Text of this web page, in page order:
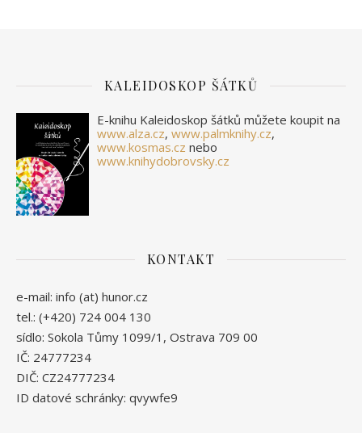
KALEIDOSKOP ŠÁTKŮ
E-knihu Kaleidoskop šátků můžete koupit na
www.alza.cz, www.palmknihy.cz,
www.kosmas.cz nebo
www.knihydobrovsky.cz
KONTAKT
e-mail: info (at) hunor.cz
tel.: (+420) 724 004 130
sídlo: Sokola Tůmy 1099/1, Ostrava 709 00
IČ: 24777234
DIČ: CZ24777234
ID datové schránky: qvywfe9